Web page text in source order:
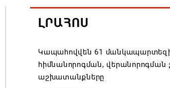
ԼՐԱՀՈՍ
Կապահովվեն 61
հիմնանորոգման,
աշխատանքները